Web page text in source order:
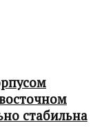
стабильна